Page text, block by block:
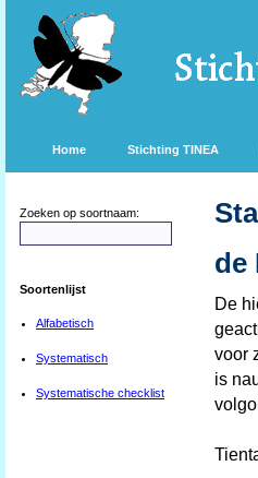
Home Stichting TINEA
Zoeken op soortnaam:
Soortenlijst
Alfabetisch
Systematisch
Systematische checklist
de
De
voor
is